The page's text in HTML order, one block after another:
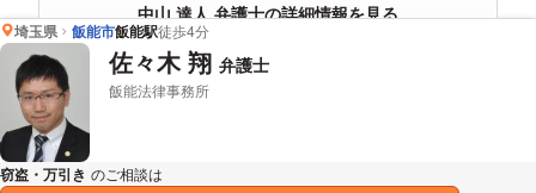
中山 達人 弁護士の詳細情報を見る
埼玉県 飯能市飯能駅徒歩4分
佐々木 翔 弁護士
飯能法律事務所
窃盗・万引き のご相談は